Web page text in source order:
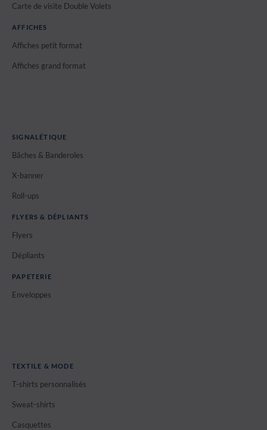
Carte de visite Double Volets
AFFICHES
Affiches petit format
Affiches grand format
SIGNALÉTIQUE
Bâches & Banderoles
X-banner
Roll-ups
FLYERS & DÉPLIANTS
Flyers
Dépliants
PAPETERIE
Enveloppes
TEXTILE & MODE
T-shirts personnalisés
Sweat-shirts
Casquettes